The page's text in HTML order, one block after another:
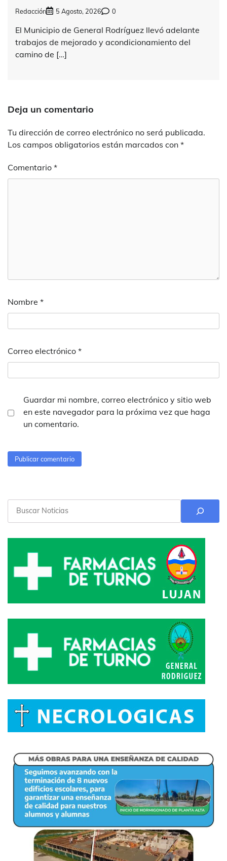
Redacción 5 Agosto, 2026 0
El Municipio de General Rodríguez llevó adelante
trabajos de mejorado y acondicionamiento del
camino de […]
Deja un comentario
Tu dirección de correo electrónico no será publicada.
Los campos obligatorios están marcados con *
Comentario *
Nombre *
Correo electrónico *
Guardar mi nombre, correo electrónico y sitio web
en este navegador para la próxima vez que haga
un comentario.